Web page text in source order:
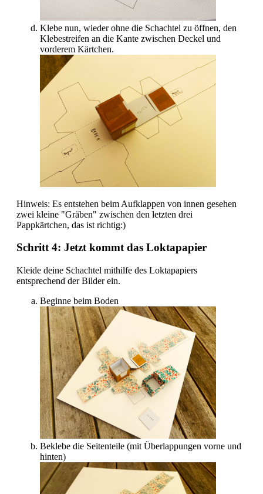
Klebe nun, wieder ohne die Schachtel zu öffnen, den
Klebestreifen an die Kante zwischen Deckel und
vorderem Kärtchen.
Hinweis: Es entstehen beim Aufklappen von innen gesehen
zwei kleine "Gräben" zwischen den letzten drei
Pappkärtchen, das ist richtig:)
Schritt 4: Jetzt kommt das Loktapapier
Kleide deine Schachtel mithilfe des Loktapapiers
entsprechend der Bilder ein.
Beginne beim Boden
Beklebe die Seitenteile (mit Überlappungen vorne und
hinten)